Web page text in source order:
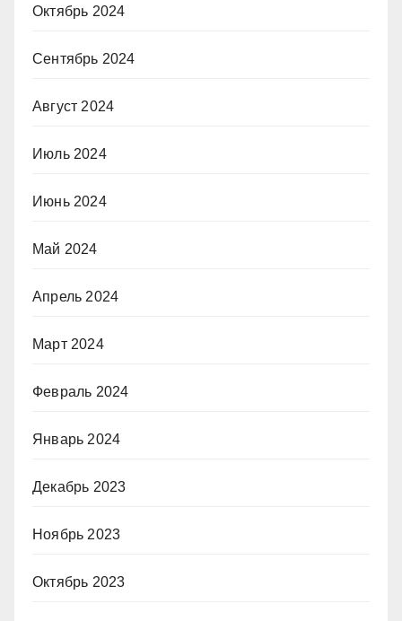
Октябрь 2024
Сентябрь 2024
Август 2024
Июль 2024
Июнь 2024
Май 2024
Апрель 2024
Март 2024
Февраль 2024
Январь 2024
Декабрь 2023
Ноябрь 2023
Октябрь 2023